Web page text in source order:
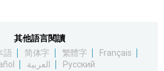
其他語言閱讀
語 简体字 繁體字
Français
العربية Русский